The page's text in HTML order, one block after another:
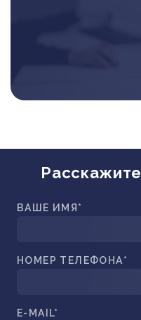
ВАШЕ ИМЯ*
НОМЕР ТЕЛЕФОНА*
E-MAIL*